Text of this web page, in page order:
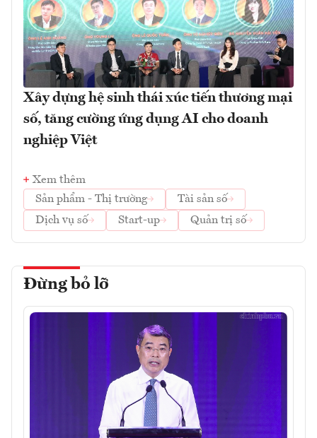
Xây dựng hệ sinh thái xúc tiến thương mại
số, tăng cường ứng dụng AI cho doanh
nghiệp Việt
Xem thêm
Sản phẩm - Thị trường
Tài sản số
Dịch vụ số
Start-up Quản trị số
Đừng bỏ lỡ